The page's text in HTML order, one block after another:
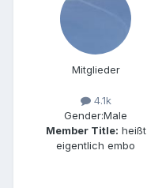
Mitglieder
4.1k
Gender:Male
Member Title: heißt
eigentlich embo